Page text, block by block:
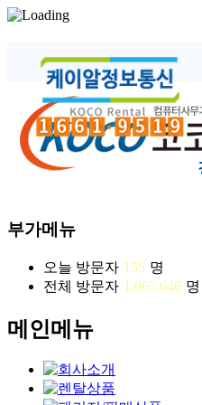
부가메뉴
오늘 방문자 155 명
전체 방문자 1,067,646 명
메인메뉴